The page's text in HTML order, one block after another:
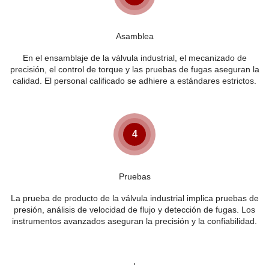
Asamblea
En el ensamblaje de la válvula industrial, el mecanizado de
precisión, el control de torque y las pruebas de fugas aseguran la
calidad. El personal calificado se adhiere a estándares estrictos.
4
Pruebas
La prueba de producto de la válvula industrial implica pruebas de
presión, análisis de velocidad de flujo y detección de fugas. Los
instrumentos avanzados aseguran la precisión y la confiabilidad.